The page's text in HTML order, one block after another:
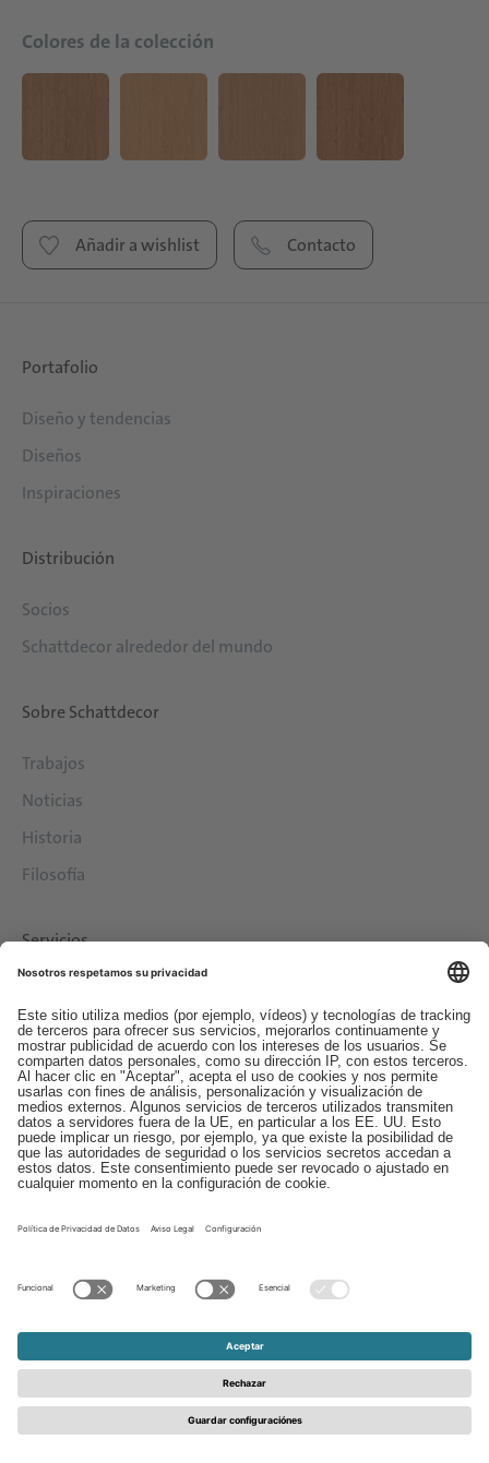
Colores de la colección
Añadir a wishlist Contacto
Portafolio
Diseño y tendencias
Diseños
Inspiraciones
Distribución
Socios
Schattdecor alrededor del mundo
Sobre Schattdecor
Trabajos
Noticias
Historia
Filosofía
Servicios
Contacto
EDI
Aviso legal
Canal de Denuncias
Condiciones generales
© 2026 - Schattdecor | All rights reserved